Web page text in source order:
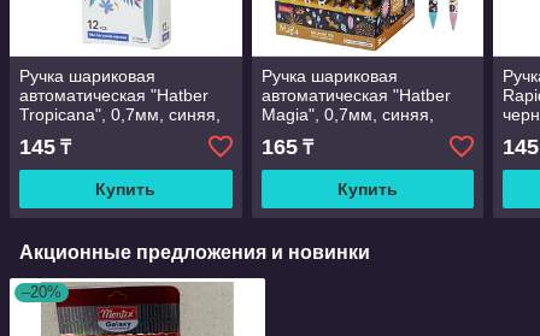
Ручка шариковая
автоматическая "Hatber
Tropicana", 0,7мм, синяя,
чернила на масляной
основе, цветной корпус с
145 ₸
Купить
Ручка шариковая
автоматическая "Hatber
Magia", 0,7мм, синяя,
чернила на масляной
основе, цветной корпус
ассорт
165₸
Купить
145
Акционные предложения и новинки
–20%